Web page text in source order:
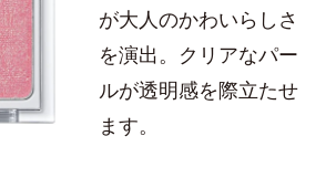
が大人のかわいらしさ
を演出。クリアなパー
ルが透明感を際立たせ
ます。